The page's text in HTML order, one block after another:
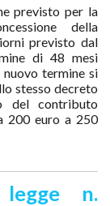
previsto per la
della
previsto dal
di 48 mesi
termine si
stesso decreto
del contributo
200 euro a 250
n.